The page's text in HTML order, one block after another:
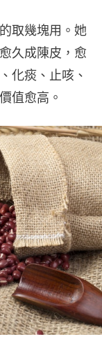
取幾塊用。她
久成陳皮，愈
化痰、止咳、
值愈高。